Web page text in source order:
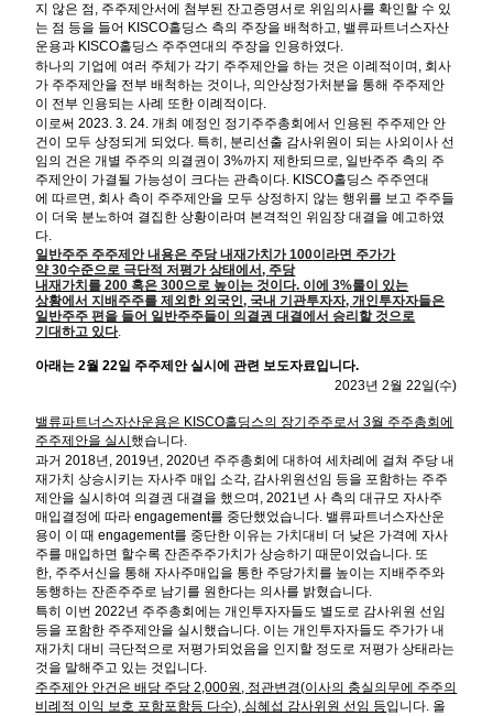
지 않은 점 , 주주제안서에 첨부된 잔고증명서로 위임의사를 확인할 수 있
는 점 등을 들어 KISCO홀딩스 측의 주장을 배척하고, 밸류파트너스자산
운용과 KISCO홀딩스 주주연대의 주장을 인용하였다.
하나의 기업에 여러 주체가 각기 주주제안을 하는 것은 이례적이며 , 회사
가 주주제안을 전부 배척하는 것이나, 의안상정가처분을 통해 주주제안
이
전부 인용되는 사례 또한 이례적이다.
이로써 2023. 3. 24.개최 예정인 정기주주총회에서 인용된 주주제안 안
건이
모두 상정되게 되었다. 특히 , 분리선출 감사위원이 되는 사외이사 선
임의 건은 개별 주주의 의결권이 3%까지 제한되므로, 일반주주 측의 주
주제안이
가결될 가능성이 크다는 관측이다. KISCO홀딩스 주주연대
에 따르면 , 회사 측이 주주제안을 모두 상정하지 않는 행위를 보고 주주들
이
더욱 분노하여 결집한 상황이라며 본격적인 위임장 대결을 예고하였
다.
일반주주 주주제안 내용은 주당 내재가치가100이라면 주가가
약30수준으로 극단적 저평가 상태에서, 주당
내재가치를 200 혹은 300으로 높이는 것이다. 이에 3%룰이 있는
상황에서 지배주주를 제외한 외국인, 국내 기관투자자,개인투자자들은
일반주주 편을 들어 일반주주들이 의결권 대결에서 승리할 것으로
기대하고 있다.
아래는2월22일 주주제안 실시에 관련 보도자료입니다.
2023년 2월 22일(수)
밸류파트너스자산운용은 KISCO홀딩스의 장기주주로서 3월 주주총회에
주주제안을 실시했습니다.
과거2018년 , 2019년 , 2020년 주주총회에 대하여 세차례에 걸쳐 주당 내
재가치 상승시키는 자사주 매입 소각, 감사위원선임 등을 포함하는 주주
제안을 실시하여 의결권 대결을 했으며 , 2021년 사 측의 대규모 자사주
매입결정에 따라engagement를 중단했었습니다. 밸류파트너스자산운
용이 이 때engagement를 중단한 이유는 가치대비 더 낮은 가격에 자사
주를 매입하면 할수록 잔존주주가치가 상승하기 때문이었습니다. 또
한, 주주서신을 통해 자사주매입을 통한 주당가치를 높이는 지배주주와
동행하는 잔존주주로 남기를 원한다는 의사를 밝혔습니다.
특히 이번2022년 주주총회에는 개인투자자들도 별도로 감사위원 선임
등을 포함한 주주제안을 실시했습니다. 이는 개인투자자들도 주가가 내
재가치 대비 극단적으로 저평가되었음을 인지할 정도로 저평가 상태라는
것을 말해주고 있는 것입니다.
주주제안 안건은 배당 주당2,000원 , 정관변경(이사의 충실의무에 주주의
비례적 이익 보호 포함포함등 다수),심혜섭 감사위원 선임 등입니다. 올